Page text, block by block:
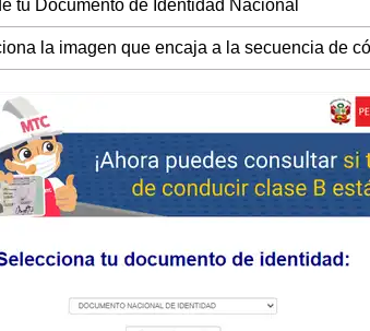
tu Documento de Identidad Nacional
la imagen que encaja a la secuencia de